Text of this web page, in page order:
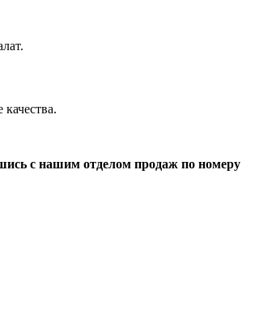
с нашим отделом продаж по номеру